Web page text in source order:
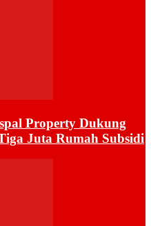
Property Dukung
Juta Rumah Subsidi